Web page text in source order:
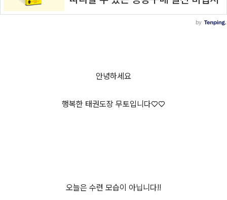
안녕하세요
행복한 태권도장 무토입니다♡♡
오늘은 수련 모습이 아닙니다!!